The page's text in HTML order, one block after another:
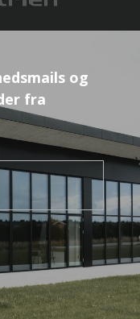
og
fra